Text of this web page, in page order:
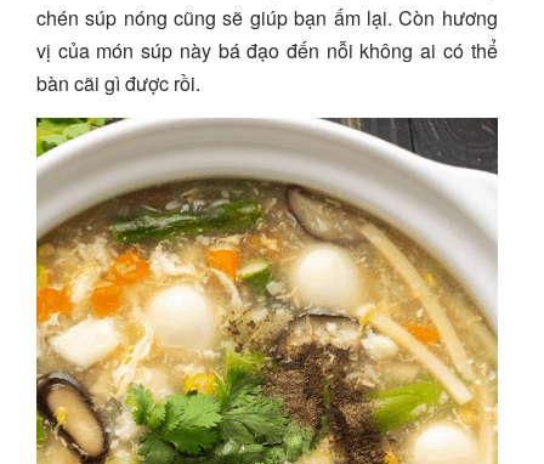
chén súp nóng cũng sẽ giúp bạn ấm lại. Còn hương
vị của món súp này bá đạo đến nỗi không ai có thể
bàn cãi gì được rồi.